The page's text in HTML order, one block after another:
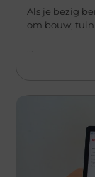
Als je bezig
om bouw,